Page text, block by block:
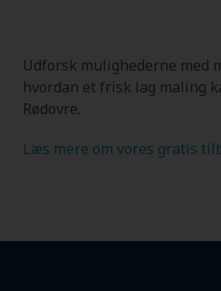
Udforsk mulighederne med
hvordan et frisk lag maling
Rødovre.
Læs mere om vores gratis